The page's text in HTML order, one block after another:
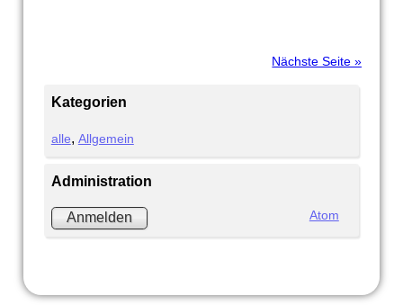
Nächste Seite »
Kategorien
alle Allgemein
Administration
Anmelden Atom